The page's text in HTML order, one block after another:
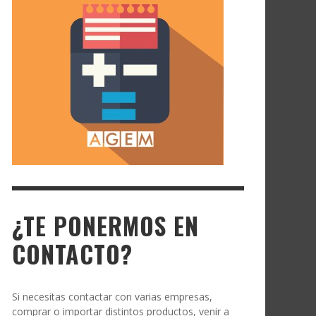
¿TE PONERMOS EN
CONTACTO?
Si necesitas contactar con varias empresas,
comprar o importar distintos productos, venir a